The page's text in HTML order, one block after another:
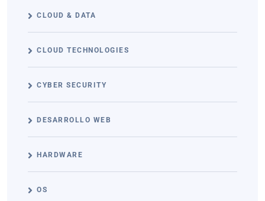
CLOUD & DATA
CLOUD TECHNOLOGIES
CYBER SECURITY
DESARROLLO WEB
HARDWARE
OS